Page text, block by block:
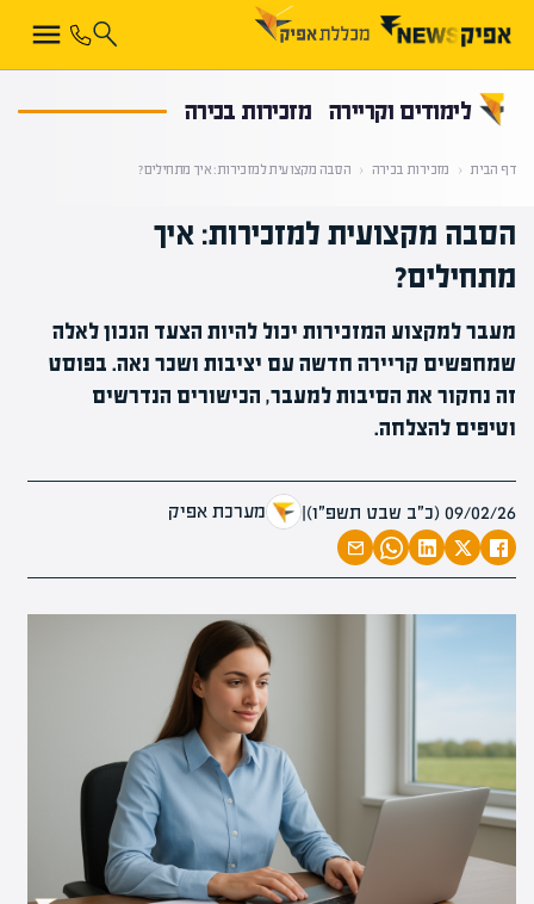
לימודים וקריירה מזכירות בכירה
דף הבית ‹ מזכירות בכירה ‹ הסבה מקצועית למזכירות: איך מתחילים?
הסבה מקצועית למזכירות: איך
מתחילים?
מעבר למקצוע המזכירות יכול להיות הצעד הנכון לאלה
שמחפשים קריירה חדשה עם יציבות ושכר נאה. בפוסט
זה נחקור את הסיבות למעבר, הכישורים הנדרשים
וטיפים להצלחה.
09/02/26 (כ״ב שבט תשפ״ו) | מערכת אפיק